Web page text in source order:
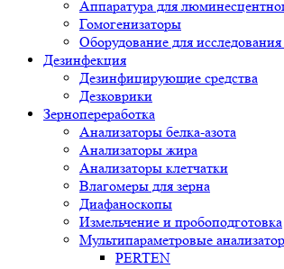
Аппаратура для
Гомогенизаторы
Оборудование для
Дезинфекция
Дезинфицирующие средства
Дезковрики
Зернопереработка
Анализаторы белка-азота
Анализаторы жира
Анализаторы клетчатки
Влагомеры для зерна
Диафаноскопы
Измельчение и пробоподготовка
Мультипараметровые
PERTEN